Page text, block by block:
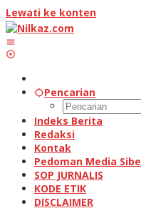
Lewati ke konten
Pencarian
Indeks Berita
Redaksi
Kontak
Pedoman Media
SOP JURNALIS
KODE ETIK
DISCLAIMER